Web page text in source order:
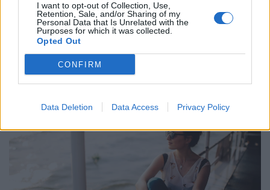
I want to opt-out of Collection, Use,
Retention, Sale, and/or Sharing of my
Personal Data that Is Unrelated with the
Purposes for which it was collected.
Opted Out
CONFIRM
Data Deletion Data Access Privacy Policy
Kiderült, ekkora fizetéssel már jómódúnak
számítasz Magyarországon: tágul az olló
gazdag és szegény között
Hiába emelkednek látványosan a magyar bérek, a
számok mögött továbbra is jelentős jövedelmi